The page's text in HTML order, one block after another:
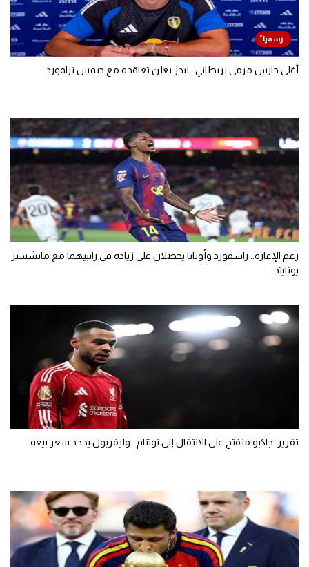
أغلى حارس مرمى بريطاني.. ليدز يعلن تعاقده مع جيمس ترافورد
رغم الإعارة.. راشفورد وأونانا يحصلان على زيادة في راتبيهما مع مانشستر
يونايتد
تقرير: جاكبو منفتح على الانتقال إلى توتنام.. وليفربول يحدد سعر بيعه